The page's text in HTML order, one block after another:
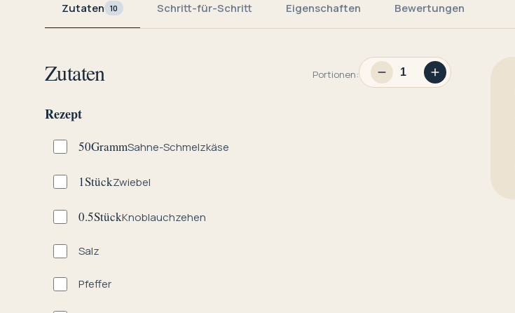
Zutaten 10 Schritt-für-Schritt Eigenschaften Bewertungen
Zutaten Portionen:
Rezept
50GrammSahne-Schmelzkäse
1StückZwiebel
0.5StückKnoblauchzehen
Salz
Pfeffer